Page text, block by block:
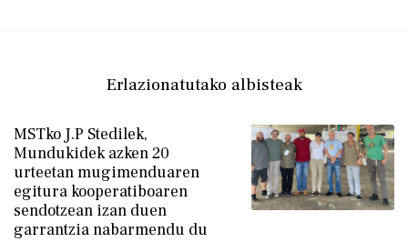
Erlazionatutako albisteak
MSTko J.P Stedilek,
Mundukidek azken 20
urteetan mugimenduaren
egitura kooperatiboaren
sendotzean izan duen
garrantzia nabarmendu du